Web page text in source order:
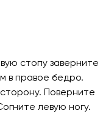
стопу заверните
в правое бедро.
Поверните
левую ногу.